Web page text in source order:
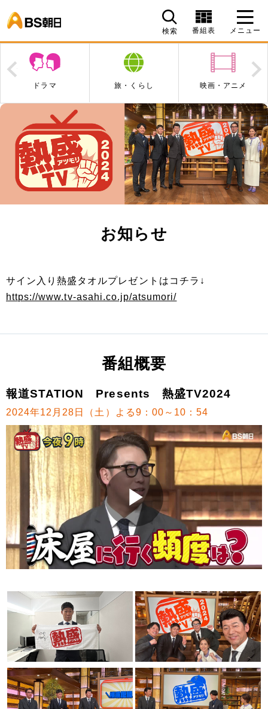
検索 番組表 メニュー
ドラマ 旅・くらし 映画・アニメ
Prev
お知らせ
サイン入り熱盛タオルプレゼントはコチラ↓
https://www.tv-asahi.co.jp/atsumori/
番組概要
報道STATION Presents 熱盛TV2024
2024年12月28日（土）よる9：00～10：54